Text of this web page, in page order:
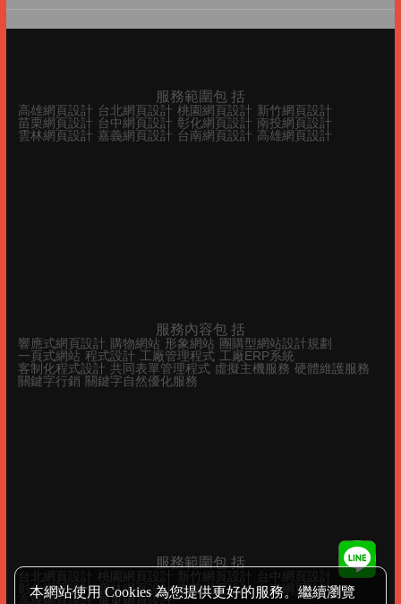
本網站使用 Cookies 為您提供更好的服務。繼續瀏覽
服務範圍包 括
高雄網頁設計 台北網頁設計 桃園網頁設計 新竹網頁設計
苗栗網頁設計 台中網頁設計 彰化網頁設計 南投網頁設計
雲林網頁設計 嘉義網頁設計 台南網頁設計 高雄網頁設計
服務內容包 括
響應式網頁設計 購物網站 形象網站 團購型網站設計規劃
一頁式網站 程式設計 工廠管理程式 工廠ERP系統
客制化程式設計 共同表單管理程式 虛擬主機服務 硬體維護服務
關鍵字行銷 關鍵字自然優化服務
服務範圍包 括
台北網頁設計 桃園網頁設計 新竹網頁設計
台中網頁設計
彰化網頁設計 雲林網頁設計 嘉義網頁設計 台南網頁設計
高雄網頁設計 屏東網頁設計